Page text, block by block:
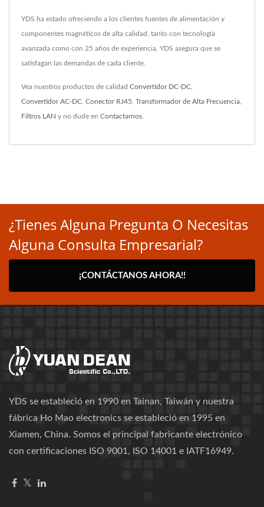
YDS ha estado ofreciendo a los clientes fuentes de alimentación y
componentes magnéticos de alta calidad, tanto con tecnología
avanzada como con 25 años de experiencia, YDS asegura que se
satisfagan las demandas de cada cliente.
Vea nuestros productos de calidad Convertidor DC-DC
Convertidor AC-DC Conector RJ45 Transformador de Alta Frecuencia
Filtros LAN y no dude en Contactarnos
¿Tienes Alguna Pregunta O Necesitas
Alguna Consulta Empresarial?
¡CONTÁCTANOS AHORA!!
YDS se estableció en 1990 en Tainan, Taiwán y nuestra
fábrica Ho Mao electronics se estableció en 1995 en
Xiamen, China. Somos el principal fabricante electrónico
con certificaciones ISO 9001, ISO 14001 e IATF16949.